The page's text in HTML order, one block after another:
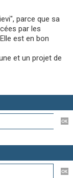
parce que sa
par les
est en bon
et un projet de